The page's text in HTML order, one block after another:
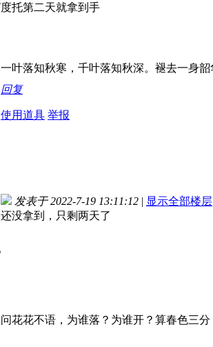
度托第二天就拿到手
一叶落知秋寒，千叶落知秋深。褪去一身
回复
使用道具 举报
发表于 2022-7-19 13:11:12 | 显示全部楼层
还没拿到，只剩两天了
问花花不语，为谁落？为谁开？算春色三